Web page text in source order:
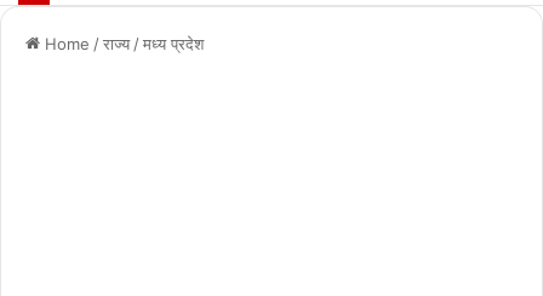
Home /राज्य /मध्य प्रदेश